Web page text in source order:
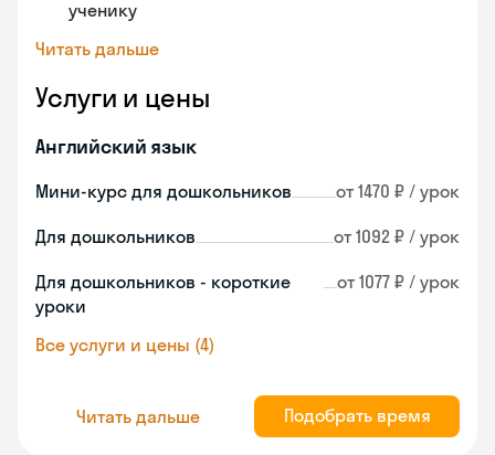
ученику
Читать дальше
Услуги и цены
Английский язык
Мини-курс для дошкольников от 1470 ₽ / урок
Для дошкольников от 1092 ₽ / урок
Для дошкольников - короткие
уроки
от 1077 ₽ / урок
Все услуги и цены (4)
Читать дальше Подобрать время